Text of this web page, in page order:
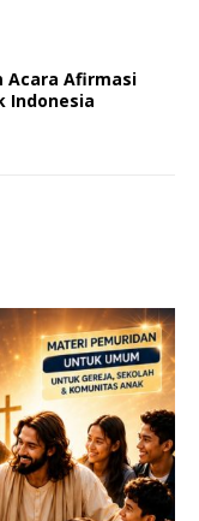
Acara Afirmasi
Indonesia